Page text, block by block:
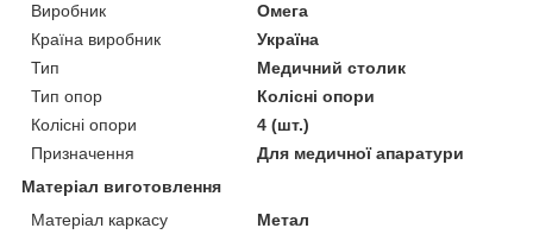
Виробник
Омега
Країна виробник
Україна
Тип
Медичний столик
Тип опор
Колісні опори
Колісні опори
4 (шт.)
Призначення
Для медичної апаратури
Матеріал виготовлення
Матеріал каркасу
Метал